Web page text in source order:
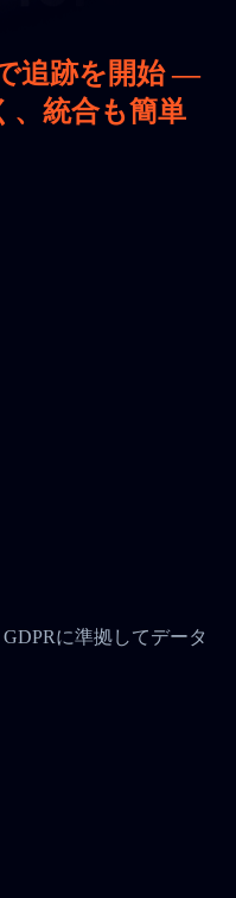
追跡を開始 —
、統合も簡単
に準拠してデータ